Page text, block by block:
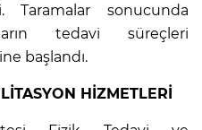
Taramalar sonucunda
tedavi süreçleri
başlandı.
HİZMETLERİ